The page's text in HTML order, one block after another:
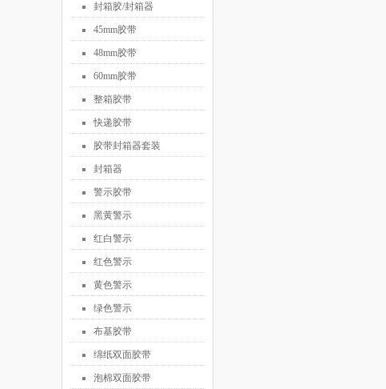
封箱胶/封箱器
45mm胶带
48mm胶带
60mm胶带
整箱胶带
快递胶带
胶带封箱器套装
封箱器
警示胶带
黑黄警示
红白警示
红色警示
黄色警示
绿色警示
布基胶带
绵纸双面胶带
泡棉双面胶带